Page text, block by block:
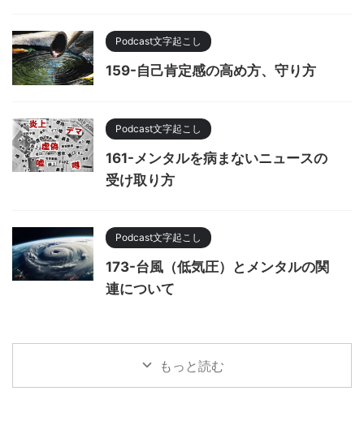
Podcast文字起こし
159-自己肯定感の高め方、守り方
Podcast文字起こし
161-メンタルを病まないニュースの
受け取り方
Podcast文字起こし
173-台風（低気圧）とメンタルの関
連について
もっと読む